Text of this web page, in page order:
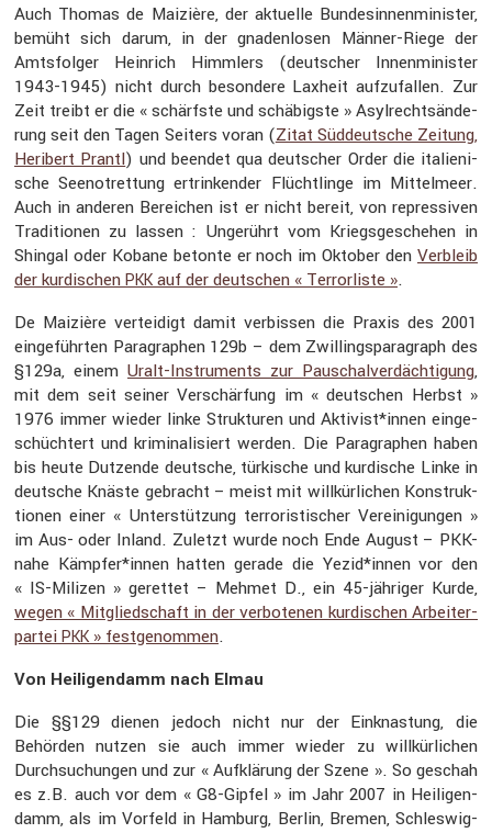
Auch Thomas de Maizière, der aktuelle Bundes­in­nen­mi­nister,
bemüht sich darum, in der gnaden­losen Männer-Riege der
Amtsfolger Heinrich Himmlers (deutscher Innen­mi­nister
1943-1945) nicht durch beson­dere Laxheit aufzu­fallen. Zur
Zeit treibt er die « schärfste und schäbigste » Asylrechts­än­de­
rung seit den Tagen Seiters voran (Zitat Süddeut­sche Zeitung,
Heribert Prantl) und beendet qua deutscher Order die italie­ni­
sche Seenot­ret­tung ertrin­kender Flücht­linge im Mittel­meer.
Auch in anderen Berei­chen ist er nicht bereit, von repres­siven
Tradi­tionen zu lassen : Ungerührt vom Kriegs­ge­schehen in
Shingal oder Kobane betonte er noch im Oktober den Verbleib
der kurdi­schen PKK auf der deutschen « Terror­liste ».
De Maizière vertei­digt damit verbissen die Praxis des 2001
einge­führten Paragra­phen 129b – dem Zwillings­pa­ra­graph des
§129a, einem Uralt-Instru­ments zur Pauschal­ver­däch­ti­gung,
mit dem seit seiner Verschär­fung im « deutschen Herbst »
1976 immer wieder linke Struk­turen und Aktivist*innen einge­
schüch­tert und krimi­na­li­siert werden. Die Paragra­phen haben
bis heute Dutzende deutsche, türki­sche und kurdi­sche Linke in
deutsche Knäste gebracht – meist mit willkür­li­chen Konstruk­
tionen einer « Unter­stüt­zung terro­ris­ti­scher Verei­ni­gungen »
im Aus- oder Inland. Zuletzt wurde noch Ende August – PKK-
nahe Kämpfer*innen hatten gerade die Yezid*innen vor den
« IS-Milizen » gerettet – Mehmet D., ein 45-jähriger Kurde,
wegen « Mitglied­schaft in der verbo­tenen kurdi­schen Arbei­ter­
partei PKK » festge­nommen.
Von Heili­gen­damm nach Elmau
Die §§129 dienen jedoch nicht nur der Einknas­tung, die
Behörden nutzen sie auch immer wieder zu willkür­li­chen
Durch­su­chungen und zur « Aufklä­rung der Szene ». So geschah
es z.B. auch vor dem « G8-Gipfel » im Jahr 2007 in Heili­gen­
damm, als im Vorfeld in Hamburg, Berlin, Bremen, Schleswig-